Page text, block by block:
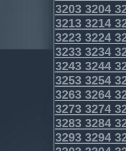
32033204
32133214
32233224
32333234
32433244
32533254
32633264
32733274
32833284
32933294